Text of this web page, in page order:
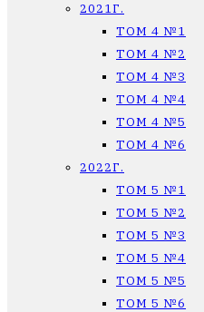
2021Г.
ТОМ 4 №1
ТОМ 4 №2
ТОМ 4 №3
ТОМ 4 №4
ТОМ 4 №5
ТОМ 4 №6
2022Г.
ТОМ 5 №1
ТОМ 5 №2
ТОМ 5 №3
ТОМ 5 №4
ТОМ 5 №5
ТОМ 5 №6